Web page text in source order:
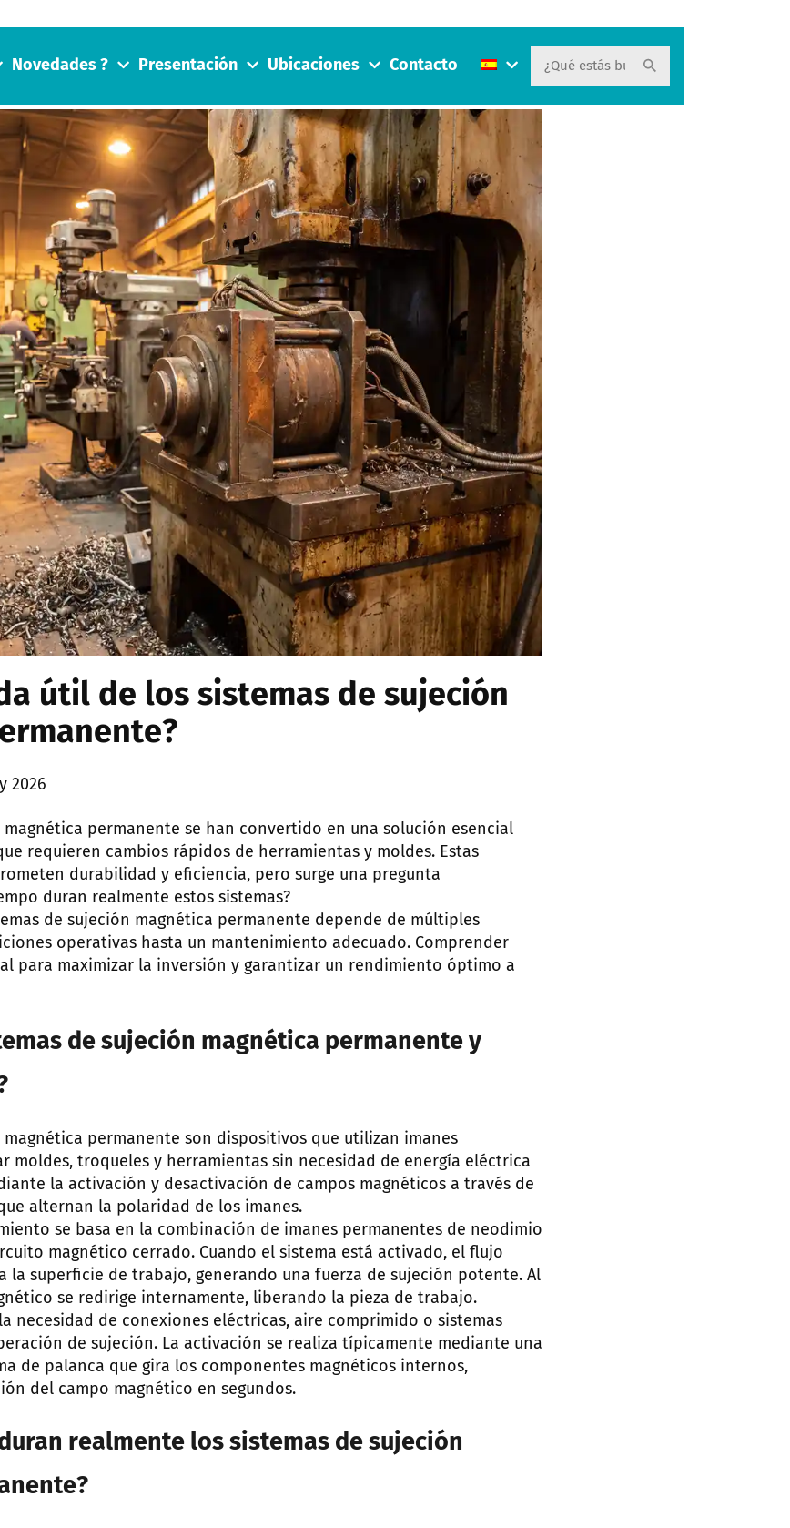
Novedades ? Presentación Ubicaciones Contacto
útil de los sistemas de sujeción
2026
magnética permanente se han convertido en una solución esencial
requieren cambios rápidos de herramientas y moldes. Estas
durabilidad y eficiencia, pero surge una pregunta
duran realmente estos sistemas?
de sujeción magnética permanente depende de múltiples
operativas hasta un mantenimiento adecuado. Comprender
para maximizar la inversión y garantizar un rendimiento óptimo a
de sujeción magnética permanente y
magnética permanente son dispositivos que utilizan imanes
moldes, troqueles y herramientas sin necesidad de energía eléctrica
la activación y desactivación de campos magnéticos a través de
alternan la polaridad de los imanes.
se basa en la combinación de imanes permanentes de neodimio
magnético cerrado. Cuando el sistema está activado, el flujo
la superficie de trabajo, generando una fuerza de sujeción potente. Al
se redirige internamente, liberando la pieza de trabajo.
necesidad de conexiones eléctricas, aire comprimido o sistemas
de sujeción. La activación se realiza típicamente mediante una
de palanca que gira los componentes magnéticos internos,
del campo magnético en segundos.
realmente los sistemas de sujeción